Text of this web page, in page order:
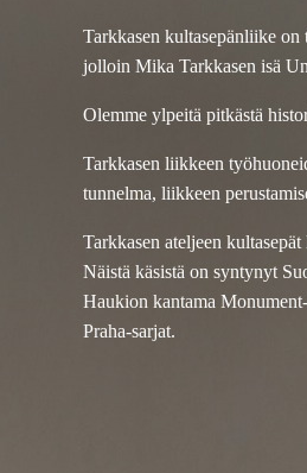
Tarkkasen kultasepänliike
jolloin Mika Tarkkasen isä
Olemme ylpeitä pitkästä
Tarkkasen liikkeen
tunnelma, liikkeen
Tarkkasen ateljeen
Näistä käsistä on syntynyt
Haukion kantama
Praha-sarjat.